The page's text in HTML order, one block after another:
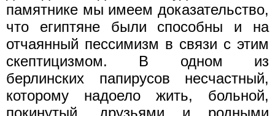
памятнике мы имеем доказательство,
что египтяне были способны и на
отчаянный пессимизм в связи с этим
скептицизмом. В одном из
берлинских папирусов несчастный,
которому надоело жить, больной,
покинутый, друзьями и родными